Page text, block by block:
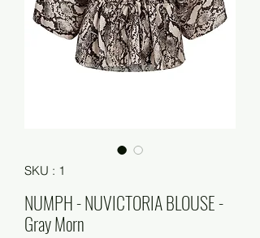
SKU : 1
NUMPH - NUVICTORIA BLOUSE -
Gray Morn